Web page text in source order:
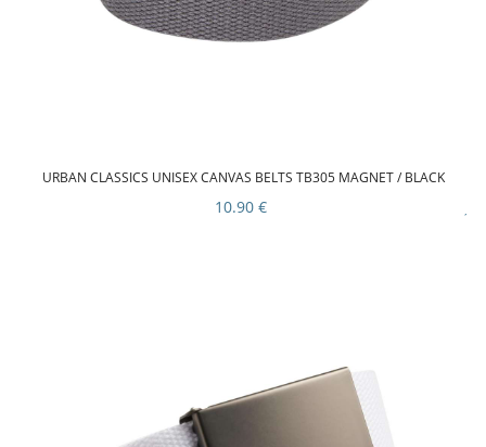
URBAN CLASSICS UNISEX CANVAS BELTS TB305 MAGNET / BLACK
10.90 €